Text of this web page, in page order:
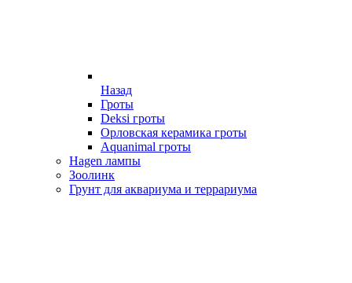
Назад
Гроты
Deksi гроты
Орловская керамика гроты
Aquanimal гроты
Hagen лампы
Зоолинк
Грунт для аквариума и террариума